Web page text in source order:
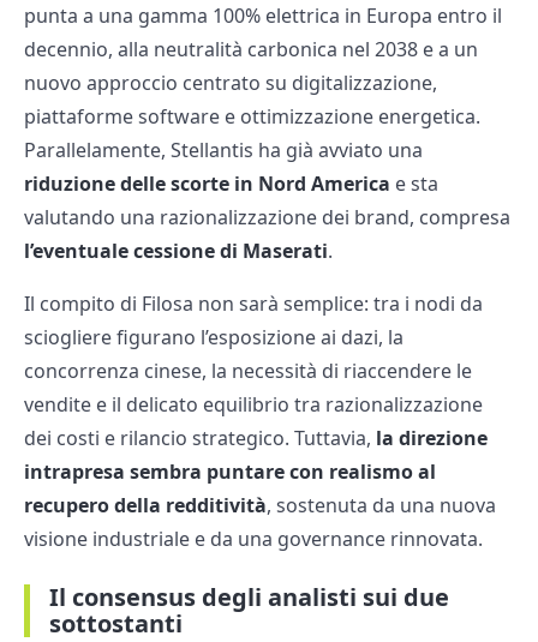
punta a una gamma 100% elettrica in Europa entro il
decennio, alla neutralità carbonica nel 2038 e a un
nuovo approccio centrato su digitalizzazione,
piattaforme software e ottimizzazione energetica.
Parallelamente, Stellantis ha già avviato una
riduzione delle scorte in Nord America e sta
valutando una razionalizzazione dei brand, compresa
l’eventuale cessione di Maserati.
Il compito di Filosa non sarà semplice: tra i nodi da
sciogliere figurano l’esposizione ai dazi, la
concorrenza cinese, la necessità di riaccendere le
vendite e il delicato equilibrio tra razionalizzazione
dei costi e rilancio strategico. Tuttavia, la direzione
intrapresa sembra puntare con realismo al
recupero della redditività, sostenuta da una nuova
visione industriale e da una governance rinnovata.
Il consensus degli analisti sui due
sottostanti